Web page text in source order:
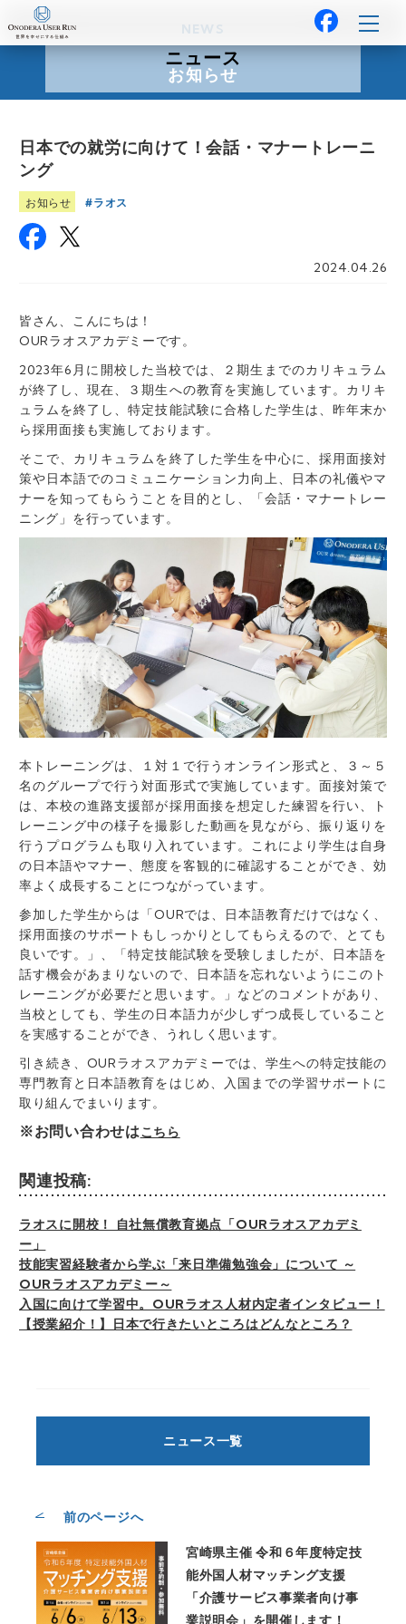
ニュース
お知らせ
日本での就労に向けて！会話・マナートレーニ
ング
お知らせ ラオス
2024.04.26
皆さん、こんにちは！
OURラオスアカデミーです。
2023年6月に開校した当校では、２期生までのカリキュラム
が終了し、現在、３期生への教育を実施しています。カリキ
ュラムを終了し、特定技能試験に合格した学生は、昨年末か
ら採用面接も実施しております。
そこで、カリキュラムを終了した学生を中心に、採用面接対
策や日本語でのコミュニケーション力向上、日本の礼儀やマ
ナーを知ってもらうことを目的とし、「会話・マナートレー
ニング」を行っています。
本トレーニングは、１対１で行うオンライン形式と、３～５
名のグループで行う対面形式で実施しています。面接対策で
は、本校の進路支援部が採用面接を想定した練習を行い、ト
レーニング中の様子を撮影した動画を見ながら、振り返りを
行うプログラムも取り入れています。これにより学生は自身
の日本語やマナー、態度を客観的に確認することができ、効
率よく成長することにつながっています。
参加した学生からは「OURでは、日本語教育だけではなく、
採用面接のサポートもしっかりとしてもらえるので、とても
良いです。」、「特定技能試験を受験しましたが、日本語を
話す機会があまりないので、日本語を忘れないようにこのト
レーニングが必要だと思います。」などのコメントがあり、
当校としても、学生の日本語力が少しずつ成長していること
を実感することができ、うれしく思います。
引き続き、OURラオスアカデミーでは、学生への特定技能の
専門教育と日本語教育をはじめ、入国までの学習サポートに
取り組んでまいります。
※お問い合わせはこちら
関連投稿:
ラオスに開校！ 自社無償教育拠点「OURラオスアカデミ
ー」
技能実習経験者から学ぶ「来日準備勉強会」について ～
OURラオスアカデミー～
入国に向けて学習中。OURラオス人材内定者インタビュー！
【授業紹介！】日本で行きたいところはどんなところ？
ニュース一覧
前のページへ
宮崎県主催 令和６年度特定技
能外国人材マッチング支援
「介護サービス事業者向け事
業説明会」を開催します！